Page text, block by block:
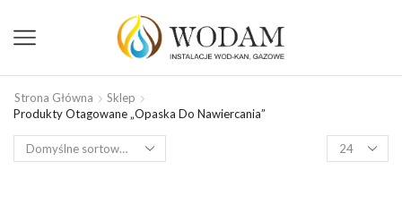
Strona Główna
Sklep
Produkty Otagowane „opaska Do Nawiercania”